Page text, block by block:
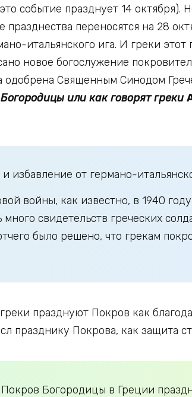
событие празднует 14
празднества переносятся на 28
итальянского ига. И греки
новое богослужение
Священным Синодом
или как говорят греки
и избавление от германо-
войны, как известно, в 1940
много свидетельств греческих
было решено, что грекам
празднуют Покров как
празднику Покрова, как защита
Богородицы в Греции